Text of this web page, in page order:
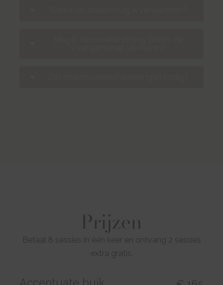
Prijzen
Betaal 8 sessies in één keer en ontvang 2 sessies
extra gratis.